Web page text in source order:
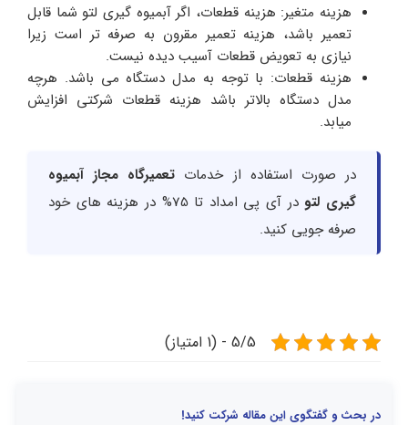
هزینه متغیر: هزینه قطعات، اگر آبمیوه گیری لتو شما قابل
تعمیر باشد، هزینه تعمیر مقرون به صرفه تر است زیرا
نیازی به تعویض قطعات آسیب دیده نیست.
هزینه قطعات: با توجه به مدل دستگاه می باشد. هرچه
مدل دستگاه بالاتر باشد هزینه قطعات شرکتی افزایش
میابد.
در صورت استفاده از خدمات تعمیرگاه مجاز آبمیوه
گیری لتو
در آی پی امداد تا 75% در هزینه های خود
صرفه جویی کنید.
5/5 - (1 امتیاز)
در بحث و گفتگوی این مقاله شرکت کنید!